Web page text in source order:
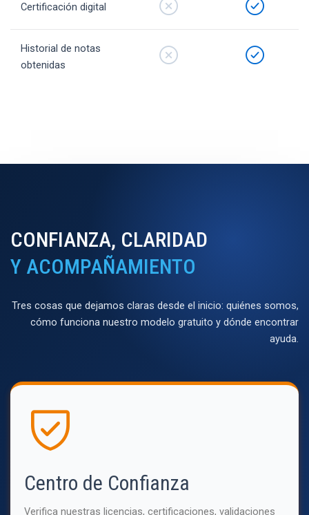
Certificación digital
Historial de notas
obtenidas
CONFIANZA, CLARIDAD
Y ACOMPAÑAMIENTO
Tres cosas que dejamos claras desde el inicio: quiénes somos,
cómo funciona nuestro modelo gratuito y dónde encontrar
ayuda.
Centro de Confianza
Verifica nuestras licencias, certificaciones, validaciones